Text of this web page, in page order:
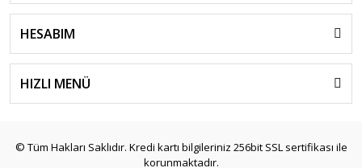
HESABIM
HIZLI MENÜ
© Tüm Hakları Saklıdır. Kredi kartı bilgileriniz 256bit SSL sertifikası ile
korunmaktadır.